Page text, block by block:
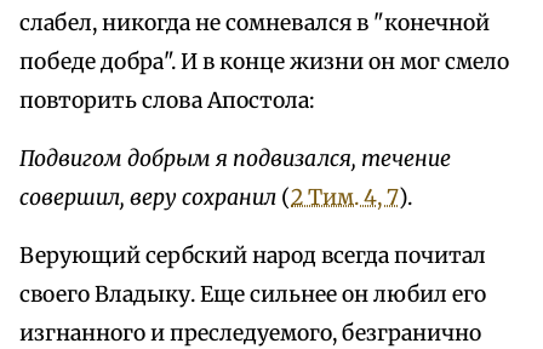
слабел, никогда не сомневался в "конечной
победе добра". И в конце жизни он мог смело
повторить слова Апостола:
Подвигом добрым я подвизался, течение
совершил, веру сохранил (2 Тим. 4, 7).
Верующий сербский народ всегда почитал
своего Владыку. Еще сильнее он любил его
изгнанного и преследуемого, безгранично